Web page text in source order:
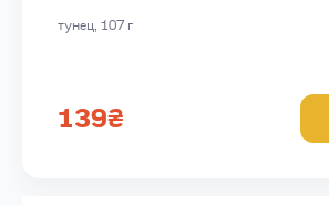
тунец, 107 г
139₴